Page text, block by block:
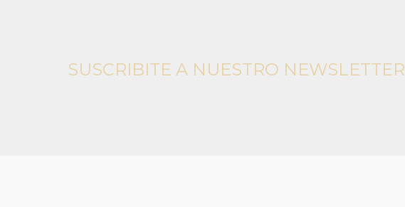
SUSCRIBITE A NUESTRO NEWSLETTER